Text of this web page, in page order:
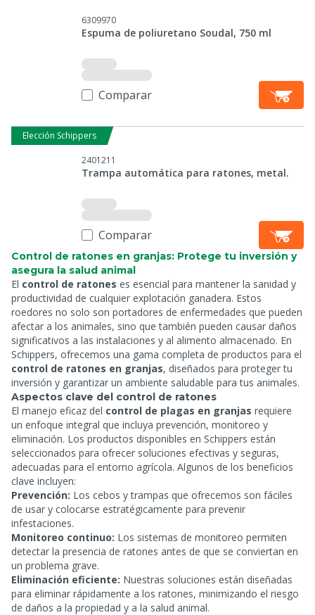
6309970
Espuma de poliuretano Soudal, 750 ml
Comparar
Elección Schippers
2401211
Trampa automática para ratones, metal.
Comparar
Control de ratones en granjas: Protege tu inversión y
asegura la salud animal
El control de ratones es esencial para mantener la sanidad y
productividad de cualquier explotación ganadera. Estos
roedores no solo son portadores de enfermedades que pueden
afectar a los animales, sino que también pueden causar daños
significativos a las instalaciones y al alimento almacenado. En
Schippers, ofrecemos una gama completa de productos para el
control de ratones en granjas, diseñados para proteger tu
inversión y garantizar un ambiente saludable para tus animales.
Aspectos clave del control de ratones
El manejo eficaz del control de plagas en granjas requiere
un enfoque integral que incluya prevención, monitoreo y
eliminación. Los productos disponibles en Schippers están
seleccionados para ofrecer soluciones efectivas y seguras,
adecuadas para el entorno agrícola. Algunos de los beneficios
clave incluyen:
Prevención: Los cebos y trampas que ofrecemos son fáciles
de usar y colocarse estratégicamente para prevenir
infestaciones.
Monitoreo continuo: Los sistemas de monitoreo permiten
detectar la presencia de ratones antes de que se conviertan en
un problema grave.
Eliminación eficiente: Nuestras soluciones están diseñadas
para eliminar rápidamente a los ratones, minimizando el riesgo
de daños a la propiedad y a la salud animal.